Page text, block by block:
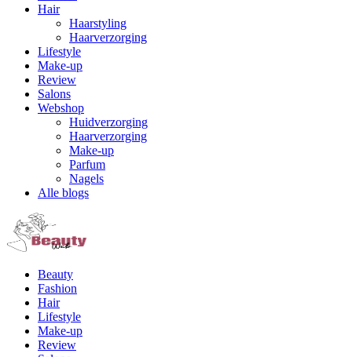
Hair
Haarstyling
Haarverzorging
Lifestyle
Make-up
Review
Salons
Webshop
Huidverzorging
Haarverzorging
Make-up
Parfum
Nagels
Alle blogs
Beauty
Fashion
Hair
Lifestyle
Make-up
Review